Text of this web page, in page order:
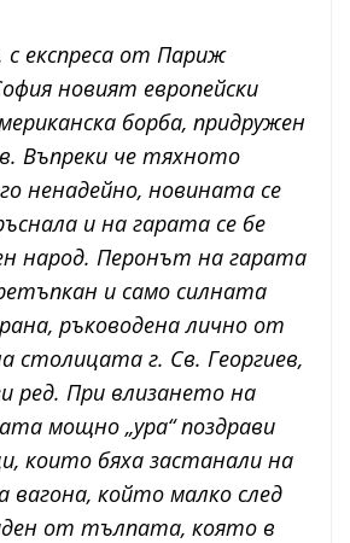
с експреса от Париж
новият европейски
борба, придружен
Въпреки че тяхното
ненадейно, новината се
и на гарата се бе
народ. Перонът на гарата
и само силната
ръководена лично от
столицата г. Св. Георгиев,
ред. При влизането на
мощно „ура“ поздрави
които бяха застанали на
вагона, който малко след
от тълпата, която в